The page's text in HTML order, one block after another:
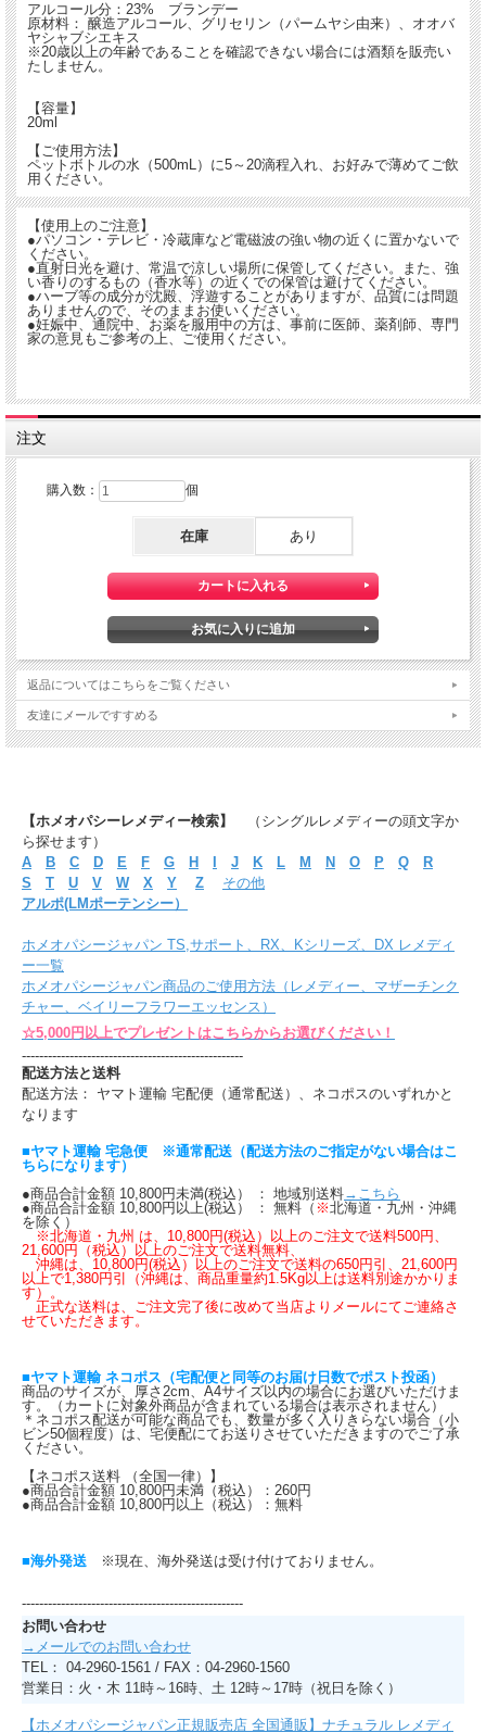
アルコール分：23% ブランデー
原材料： 醸造アルコール、グリセリン（パームヤシ由来）、オオバ
ヤシャブシエキス
※20歳以上の年齢であることを確認できない場合には酒類を販売い
たしません。
【容量】
20ml
【ご使用方法】
ペットボトルの水（500mL）に5～20滴程入れ、お好みで薄めてご飲
用ください。
【使用上のご注意】
●パソコン・テレビ・冷蔵庫など電磁波の強い物の近くに置かないで
ください。
●直射日光を避け、常温で涼しい場所に保管してください。また、強
い香りのするもの（香水等）の近くでの保管は避けてください。
●ハーブ等の成分が沈殿、浮遊することがありますが、品質には問題
ありませんので、そのままお使いください。
●妊娠中、通院中、お薬を服用中の方は、事前に医師、薬剤師、専門
家の意見もご参考の上、ご使用ください。
注文
購入数： 個
在庫 あり
返品についてはこちらをご覧ください
友達にメールですすめる
【ホメオパシーレメディー検索】
（シングルレメディーの頭文字か
ら探せます）
A
B C D E F G H J K L M N O P Q
R
S
T U V W X Y Z
その他
アルポ(LMポーテンシー）
ホメオパシージャパン TS,サポート、RX、Kシリーズ、DX レメディ
ー一覧
ホメオパシージャパン商品のご使用方法（レメディー、マザーチンク
チャー、ベイリーフラワーエッセンス）
☆5,000円以上でプレゼントはこちらからお選びください！
---------------------------------------------------
配送方法と送料
配送方法： ヤマト運輸 宅配便（通常配送）、ネコポスのいずれかと
なります
■ヤマト運輸 宅急便 ※通常配送（配送方法のご指定がない場合はこ
ちらになります）
●商品合計金額 10,800円未満(税込） ： 地域別送料→こちら
●商品合計金額 10,800円以上(税込） ： 無料（ ※北海道・九州・沖縄
を除く）
※北海道・九州 は、10,800円(税込）以上のご注文で送料500円、
21,600円（税込）以上のご注文で送料無料、
沖縄は、10,800円(税込）以上のご注文で送料の650円引、21,600円
以上で1,380円引（沖縄は、商品重量約1.5Kg以上は送料別途かかりま
す）。
正式な送料は、ご注文完了後に改めて当店よりメールにてご連絡さ
せていただきます。
■ヤマト運輸 ネコポス（宅配便と同等のお届け日数でポスト投函）
商品のサイズが、厚さ2cm、A4サイズ以内の場合にお選びいただけま
す。（カートに対象外商品が含まれている場合は表示されません）
＊ネコポス配送が可能な商品でも、数量が多く入りきらない場合（小
ビン50個程度）は、宅便配にてお送りさせていただきますのでご了承
ください。
【ネコポス送料 （全国一律）】
●商品合計金額 10,800円未満（税込）：260円
●商品合計金額 10,800円以上（税込）：無料
■海外発送 ※現在、海外発送は受け付けておりません。
---------------------------------------------------
お問い合わせ
→メールでのお問い合わせ
TEL： 04-2960-1561 / FAX：04-2960-1560
営業日：火・木 11時～16時、土 12時～17時（祝日を除く）
【ホメオパシージャパン正規販売店 全国通販】ナチュラル レメディ